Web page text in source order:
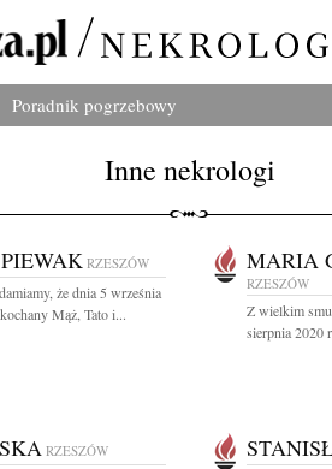
Poradnik pogrzebowy
Inne nekrologi
RZESZÓW
że dnia 5 września
Mąż, Tato i...
MARIA
RZESZÓW
Z wielkim
sierpnia 2020
RZESZÓW